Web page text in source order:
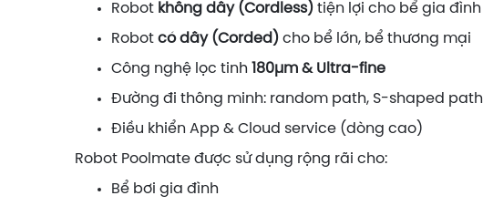
Robot không dây (Cordless) tiện lợi cho bể gia đình
Robot có dây (Corded) cho bể lớn, bể thương mại
Công nghệ lọc tinh 180µm & Ultra-fine
Đường đi thông minh: random path, S-shaped path
Điều khiển App & Cloud service (dòng cao)
Robot Poolmate được sử dụng rộng rãi cho:
Bể bơi gia đình